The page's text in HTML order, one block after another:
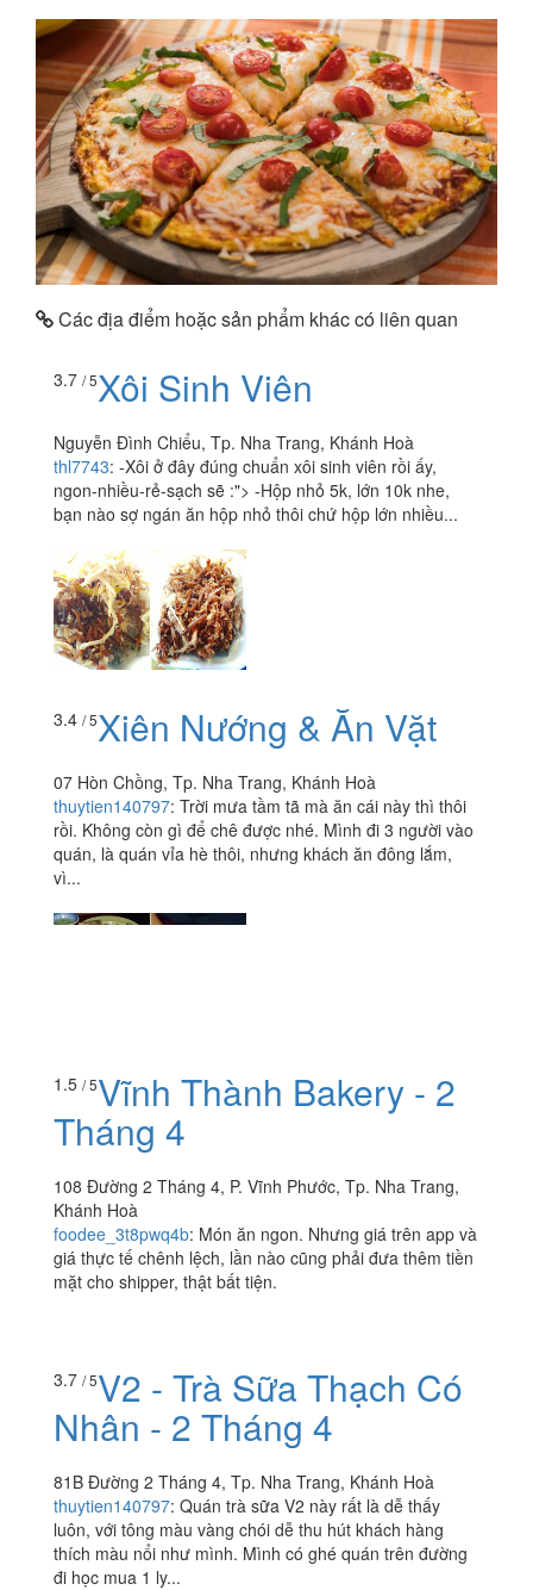
Các địa điểm hoặc sản phẩm khác có liên quan
3.7 / 5Xôi Sinh Viên
Nguyễn Đình Chiểu, Tp. Nha Trang, Khánh Hoà
thl7743: -Xôi ở đây đúng chuẩn xôi sinh viên rồi ấy,
ngon-nhiều-rẻ-sạch sẽ :"> -Hộp nhỏ 5k, lớn 10k nhe,
bạn nào sợ ngán ăn hộp nhỏ thôi chứ hộp lớn nhiều...
3.4 / 5Xiên Nướng & Ăn Vặt
07 Hòn Chồng, Tp. Nha Trang, Khánh Hoà
thuytien140797: Trời mưa tầm tã mà ăn cái này thì thôi
rồi. Không còn gì để chê được nhé. Mình đi 3 người vào
quán, là quán vỉa hè thôi, nhưng khách ăn đông lắm,
vì...
1.5 / 5Vĩnh Thành Bakery - 2
Tháng 4
108 Đường 2 Tháng 4, P. Vĩnh Phước, Tp. Nha Trang,
Khánh Hoà
foodee_3t8pwq4b: Món ăn ngon. Nhưng giá trên app và
giá thực tế chênh lệch, lần nào cũng phải đưa thêm tiền
mặt cho shipper, thật bất tiện.
3.7 / 5V2 - Trà Sữa Thạch Có
Nhân - 2 Tháng 4
81B Đường 2 Tháng 4, Tp. Nha Trang, Khánh Hoà
thuytien140797: Quán trà sữa V2 này rất là dễ thấy
luôn, với tông màu vàng chói dễ thu hút khách hàng
thích màu nổi như mình. Mình có ghé quán trên đường
đi học mua 1 ly...